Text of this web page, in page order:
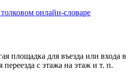
онлайн-словаре
площадка для въезда или входа в
переезда с этажа на этаж и т. п.